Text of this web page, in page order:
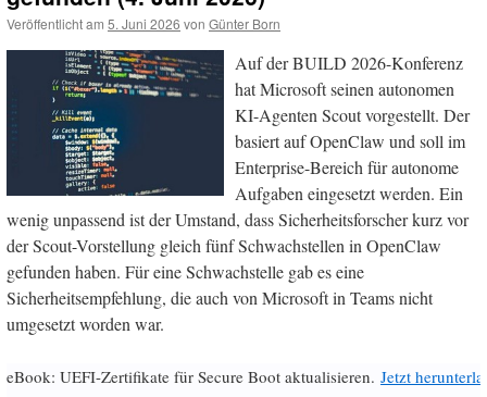
Veröffentlicht am 5. Juni 2026 von Günter Born
Auf der BUILD 2026-Konferenz
hat Microsoft seinen autonomen
KI-Agenten Scout vorgestellt. Der
basiert auf OpenClaw und soll im
Enterprise-Bereich für autonome
Aufgaben eingesetzt werden. Ein
wenig unpassend ist der Umstand, dass Sicherheitsforscher kurz vor
der Scout-Vorstellung gleich fünf Schwachstellen in OpenClaw
gefunden haben. Für eine Schwachstelle gab es eine
Sicherheitsempfehlung, die auch von Microsoft in Teams nicht
umgesetzt worden war.
eBook: UEFI-Zertifikate für Secure Boot aktualisieren. Jetzt